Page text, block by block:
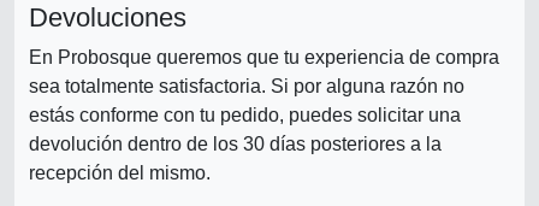
Devoluciones
En Probosque queremos que tu experiencia de compra
sea totalmente satisfactoria. Si por alguna razón no
estás conforme con tu pedido, puedes solicitar una
devolución dentro de los 30 días posteriores a la
recepción del mismo.